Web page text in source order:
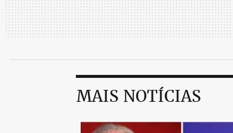
MAIS NOTÍCIAS